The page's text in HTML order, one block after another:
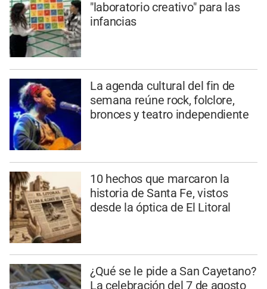
"laboratorio creativo" para las
infancias
La agenda cultural del fin de
semana reúne rock, folclore,
bronces y teatro independiente
10 hechos que marcaron la
historia de Santa Fe, vistos
desde la óptica de El Litoral
¿Qué se le pide a San Cayetano?
La celebración del 7 de agosto